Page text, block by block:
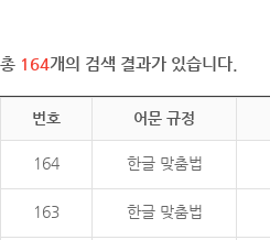
총 164개의 검색 결과가 있습니다.
번호 어문 규정
164 한글 맞춤법
163 한글 맞춤법